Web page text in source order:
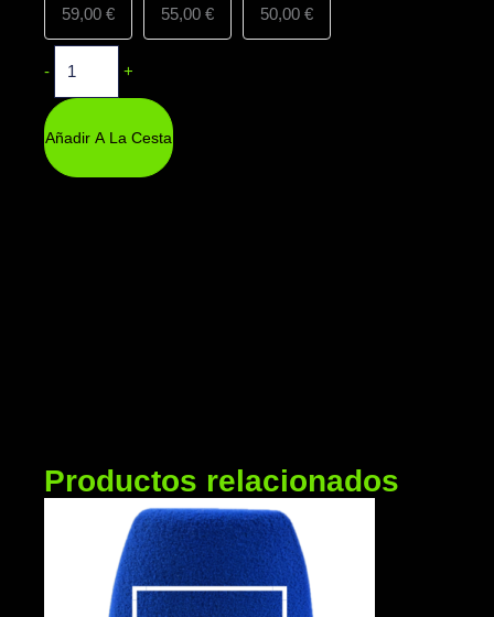
59,00€
55,00 €
50,00 €
-
TCV
4
CARAS
+
Añadir A La Cesta
Productos relacionados